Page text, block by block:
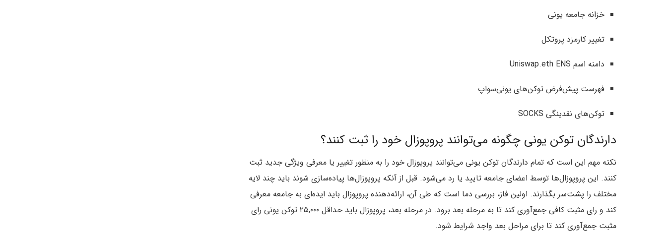
خزانه جامعه یونی
تغییر کارمزد پروتکل
دامنه اسم Uniswap.eth ENS
فهرست پیش‌فرض توکن‌های یونی‌سواپ
توکن‌های نقدینگی SOCKS
دارندگان توکن یونی چگونه می‌توانند پروپوزال خود را ثبت کنند؟
نکته مهم این است که تمام دارندگان توکن یونی می‌توانند پروپوزال خود را به منظور تغییر یا معرفی ویژگی جدید ثبت
کنند. این پروپوزال‌ها توسط اعضای جامعه تایید یا رد می‌شود. قبل از آنکه پروپوزال‌ها پیاده‌سازی شوند باید چند لایه
مختلف را پشت‌سر بگذارند. اولین فاز، بررسی دما است که طی آن، ارائه‌دهنده پروپوزال باید ایده‌ای به جامعه معرفی
کند و رای مثبت کافی جمع‌آوری کند تا به مرحله بعد برود. در مرحله بعد، پروپوزال باید حداقل ۲۵,۰۰۰ توکن یونی رای
مثبت جمع‌آوری کند تا برای مراحل بعد واجد شرایط شود.